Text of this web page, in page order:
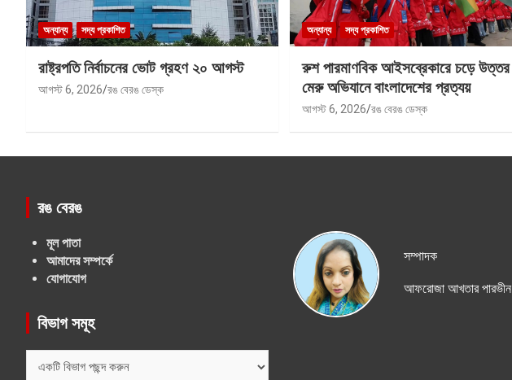
অন্যান্য সদ্য প্রকাশিত
রাষ্ট্রপতি নির্বাচনের ভোট গ্রহণ ২০ আগস্ট
আগস্ট 6, 2026 রঙ বেরঙ ডেস্ক
অন্যান্য সদ্য প্রকাশিত
রুশ পারমাণবিক আইসব্রেকারে চড়ে উত্তর
মেরু অভিযানে বাংলাদেশের প্রত্যয়
আগস্ট 6, 2026 রঙ বেরঙ ডেস্ক
রঙ বেরঙ
মূল পাতা
আমাদের সম্পর্কে
যোগাযোগ
বিভাগ সমূহ
সমূহ
সম্পাদক
আফরোজা আখতার পারভীন